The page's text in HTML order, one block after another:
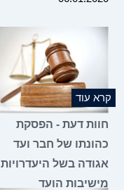
קרא עוד
חוות דעת - הפסקת
כהונתו של חבר ועד
אגודה בשל היעדרויות
מישיבות הועד